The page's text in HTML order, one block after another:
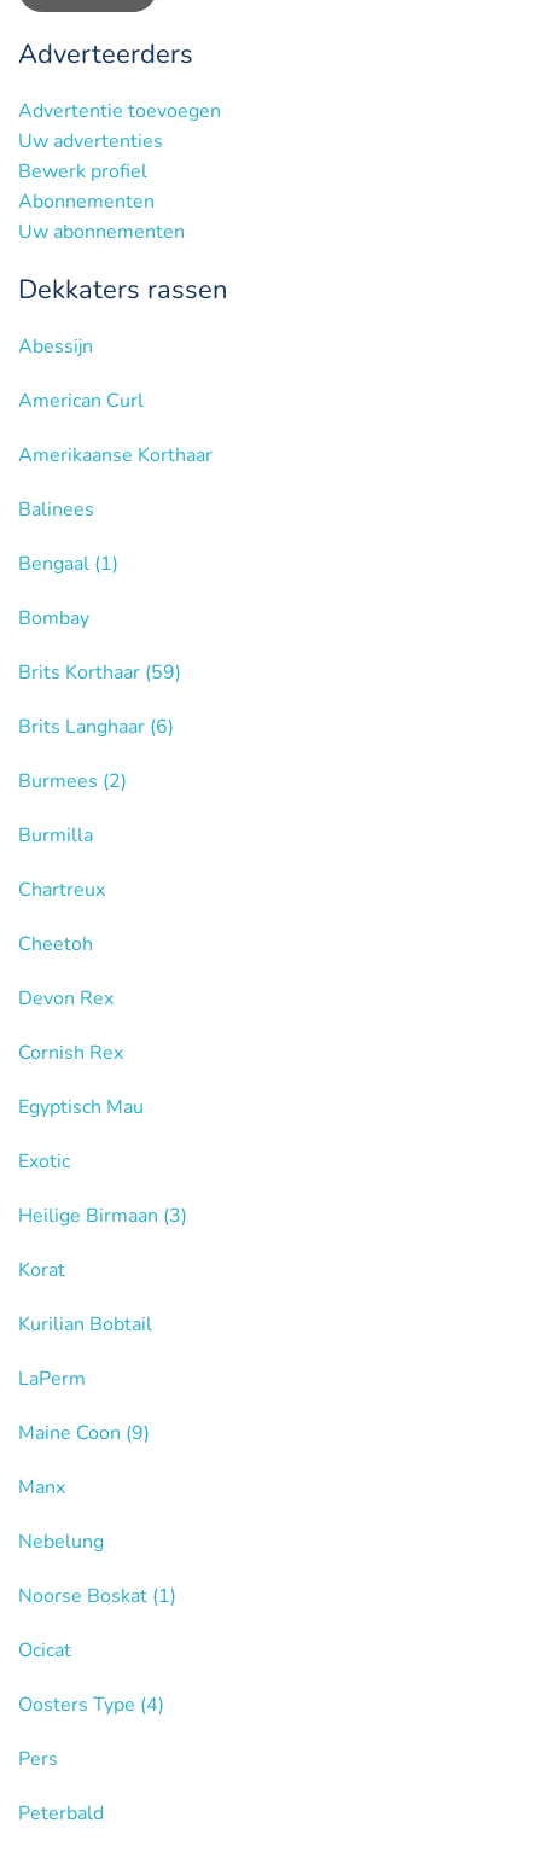
Adverteerders
Advertentie toevoegen
Uw advertenties
Bewerk profiel
Abonnementen
Uw abonnementen
Dekkaters rassen
Abessijn
American Curl
Amerikaanse Korthaar
Balinees
Bengaal (1)
Bombay
Brits Korthaar (59)
Brits Langhaar (6)
Burmees (2)
Burmilla
Chartreux
Cheetoh
Devon Rex
Cornish Rex
Egyptisch Mau
Exotic
Heilige Birmaan (3)
Korat
Kurilian Bobtail
LaPerm
Maine Coon (9)
Manx
Nebelung
Noorse Boskat (1)
Ocicat
Oosters Type (4)
Pers
Peterbald